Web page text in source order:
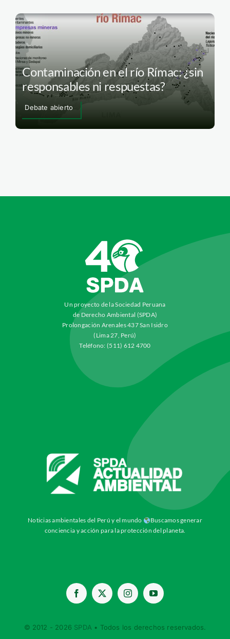
Contaminación en el río Rímac: ¿sin
responsables ni respuestas?
Debate abierto
Un proyecto de la Sociedad Peruana
de Derecho Ambiental (SPDA)
Prolongación Arenales 437 San Isidro
(Lima 27, Perú)
Teléfono: (511) 612 4700
Noticias ambientales del Perú y el mundo
Buscamos generar
conciencia y acción para la protección del planeta.
© 2012 - 2026 SPDA • Todos los derechos reservados.